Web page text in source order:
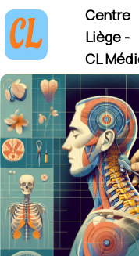
Centre
Liège -
CL